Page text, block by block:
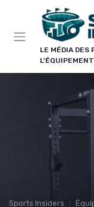
LE MÉDIA DES
Sports Insiders
Panneau de gestion